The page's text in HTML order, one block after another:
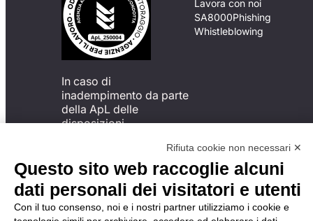
In caso di
inadempimento da parte
della ApL delle
disposizioni
possibile presentare un
reclamo
all’Organismo di
Monitoraggio utilizzando
una delle modalità
Lavora con noi
SA8000Phishing
Whistleblowing
Rifiuta cookie non necessari ✕
Questo sito web raccoglie alcuni
dati personali dei visitatori e utenti
Con il tuo consenso, noi e i nostri partner utilizziamo i cookie e